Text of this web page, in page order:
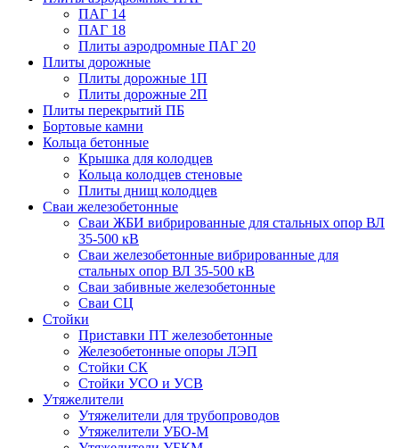
ПАГ 14
ПАГ 18
Плиты аэродромные ПАГ 20
Плиты дорожные
Плиты дорожные 1П
Плиты дорожные 2П
Плиты перекрытий ПБ
Бортовые камни
Кольца бетонные
Крышка для колодцев
Кольца колодцев стеновые
Плиты днищ колодцев
Сваи железобетонные
Сваи ЖБИ вибрированные для стальных опор ВЛ
35-500 кВ
Сваи железобетонные вибрированные для
стальных опор ВЛ 35-500 кВ
Сваи забивные железобетонные
Сваи СЦ
Стойки
Приставки ПТ железобетонные
Железобетонные опоры ЛЭП
Стойки СК
Стойки УСО и УСВ
Утяжелители
Утяжелители для трубопроводов
Утяжелители УБО-М